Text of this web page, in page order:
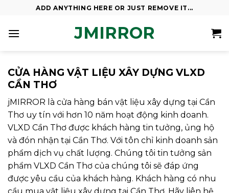
content
ADD ANYTHING HERE OR JUST REMOVE IT...
JMIRROR
CỬA HÀNG VẬT LIỆU XÂY DỰNG VLXD
CẦN THƠ
jMIRROR là cửa hàng bán vật liệu xây dựng tại Cần
Thơ uy tín với hơn 10 năm hoạt động kinh doanh.
VLXD Cần Thơ được khách hàng tin tưởng, ủng hộ
và đón nhận tại Cần Thơ. Với tôn chỉ kinh doanh sản
phẩm dịch vụ chất lượng. Chúng tôi tin tưởng sản
phẩm VLXD Cần Thơ của chúng tôi sẽ đáp ứng
được yêu cầu của khách hàng. Khách hàng có nhu
cầu mua vật liệu xây dựng tại Cần Thơ. Hãy liên hệ